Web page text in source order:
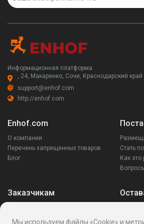
Информационная платформа
, 24, Макаренко, Сочи, Краснодарский
support@enhof.com
http://enhof.com
Enhof.com
О компании
Перечень запрещенных товаров
Блог
Стать
Как это
Заказчикам
Мы используем файлы «Cookie» и